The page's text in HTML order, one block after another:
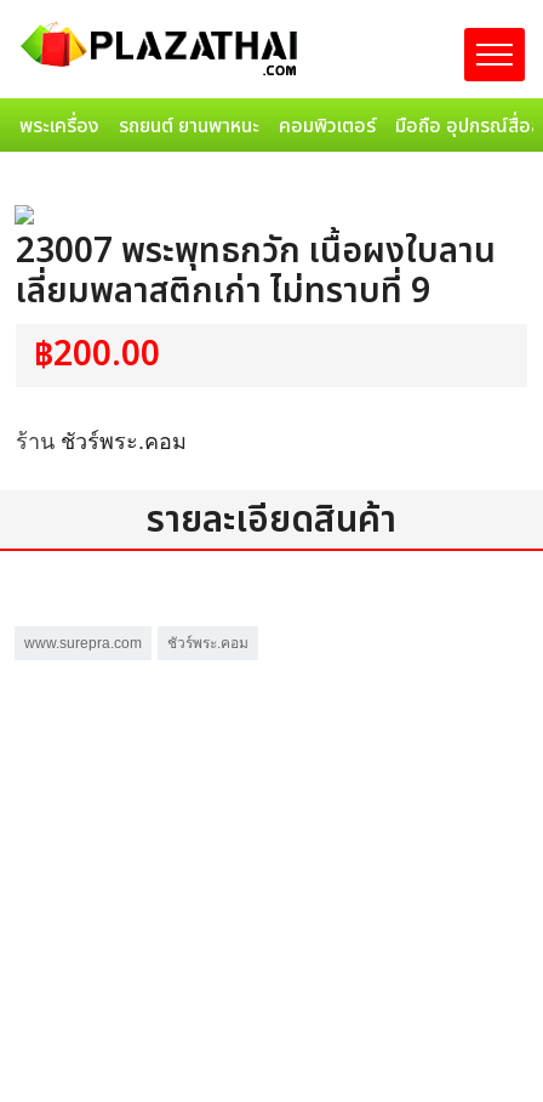
พระเครื่อง รถยนต์ ยานพาหนะ คอมพิวเตอร์ มือถือ อุปกรณ์สื่อส
23007 พระพุทธกวัก เนื้อผงใบลาน
เลี่ยมพลาสติกเก่า ไม่ทราบที่ 9
฿200.00
ร้าน ชัวร์พระ.คอม
รายละเอียดสินค้า
www.surepra.com ชัวร์พระ.คอม